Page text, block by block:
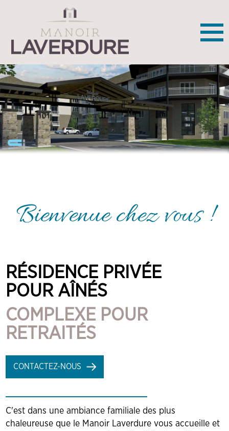
Bienvenue chez vous !
RÉSIDENCE PRIVÉE
POUR AÎNÉS
COMPLEXE POUR
RETRAITÉS
CONTACTEZ-NOUS
C'est dans une ambiance familiale des plus
chaleureuse que le Manoir Laverdure vous accueille et